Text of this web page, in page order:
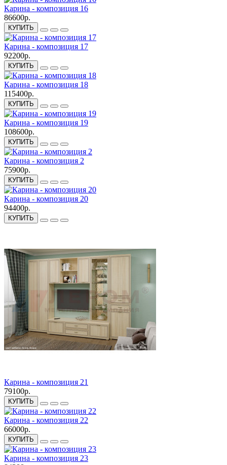
Карина - композиция 16
86600р.
КУПИТЬ
Карина - композиция 17
92200р.
КУПИТЬ
Карина - композиция 18
115400р.
КУПИТЬ
Карина - композиция 19
108600р.
КУПИТЬ
Карина - композиция 2
75900р.
КУПИТЬ
Карина - композиция 20
94400р.
КУПИТЬ
Карина - композиция 21
79100р.
КУПИТЬ
Карина - композиция 22
66000р.
КУПИТЬ
Карина - композиция 23